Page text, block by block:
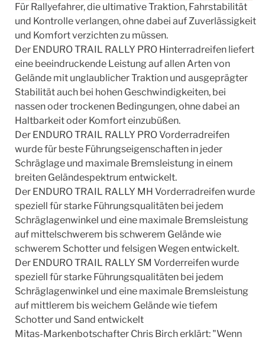
Für Rallyefahrer, die ultimative Traktion, Fahrstabilität
und Kontrolle verlangen, ohne dabei auf Zuverlässigkeit
und Komfort verzichten zu müssen.
Der ENDURO TRAIL RALLY PRO Hinterradreifen liefert
eine beeindruckende Leistung auf allen Arten von
Gelände mit unglaublicher Traktion und ausgeprägter
Stabilität auch bei hohen Geschwindigkeiten, bei
nassen oder trockenen Bedingungen, ohne dabei an
Haltbarkeit oder Komfort einzubüßen.
Der ENDURO TRAIL RALLY PRO Vorderradreifen
wurde für beste Führungseigenschaften in jeder
Schräglage und maximale Bremsleistung in einem
breiten Geländespektrum entwickelt.
Der ENDURO TRAIL RALLY MH Vorderradreifen wurde
speziell für starke Führungsqualitäten bei jedem
Schräglagenwinkel und eine maximale Bremsleistung
auf mittelschwerem bis schwerem Gelände wie
schwerem Schotter und felsigen Wegen entwickelt.
Der ENDURO TRAIL RALLY SM Vorderreifen wurde
speziell für starke Führungsqualitäten bei jedem
Schräglagenwinkel und eine maximale Bremsleistung
auf mittlerem bis weichem Gelände wie tiefem
Schotter und Sand entwickelt
Mitas-Markenbotschafter Chris Birch erklärt: "Wenn